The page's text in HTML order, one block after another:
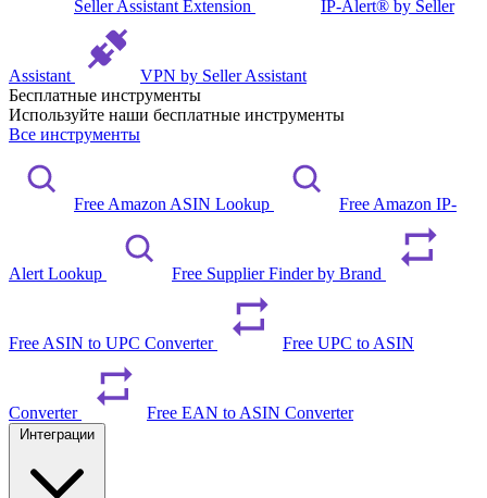
Seller Assistant Extension IP-Alert® by Seller
Assistant
VPN by Seller Assistant
Бесплатные инструменты
Используйте наши бесплатные инструменты
Все инструменты
Free Amazon ASIN Lookup Free Amazon IP-
Alert Lookup Free Supplier Finder by Brand
Free ASIN to UPC Converter Free UPC to ASIN
Converter Free EAN to ASIN Converter